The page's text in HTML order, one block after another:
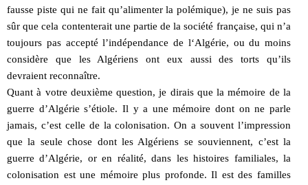
fausse piste qui ne fait qu’alimenter la polémique), je ne suis pas
sûr que cela contenterait une partie de la société française, qui n’a
toujours pas accepté l’indépendance de l‘Algérie, ou du moins
considère que les Algériens ont eux aussi des torts qu’ils
devraient reconnaître.
Quant à votre deuxième question, je dirais que la mémoire de la
guerre d’Algérie s’étiole. Il y a une mémoire dont on ne parle
jamais, c’est celle de la colonisation. On a souvent l’impression
que la seule chose dont les Algériens se souviennent, c’est la
guerre d’Algérie, or en réalité, dans les histoires familiales, la
colonisation est une mémoire plus profonde. Il est des familles